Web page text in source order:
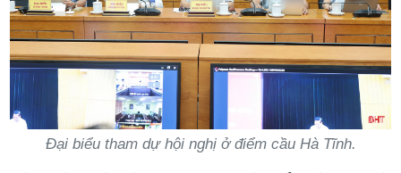
Đại biểu tham dự hội nghị ở điểm cầu Hà Tĩnh.